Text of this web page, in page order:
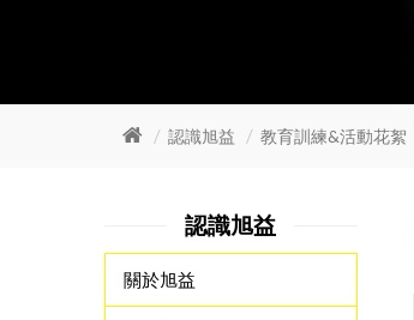
認識旭益 教育訓練&活動花絮
認識旭益
關於旭益